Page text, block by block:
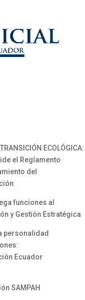
ECOLÓGICA:
el Reglamento
del
funciones al
y Gestión Estratégica
personalidad
Ecuador
SAMPAH